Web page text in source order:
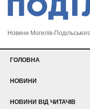
Новини Могилів-
ГОЛОВНА
НОВИНИ
НОВИНИ ВІД ЧИТАЧІВ